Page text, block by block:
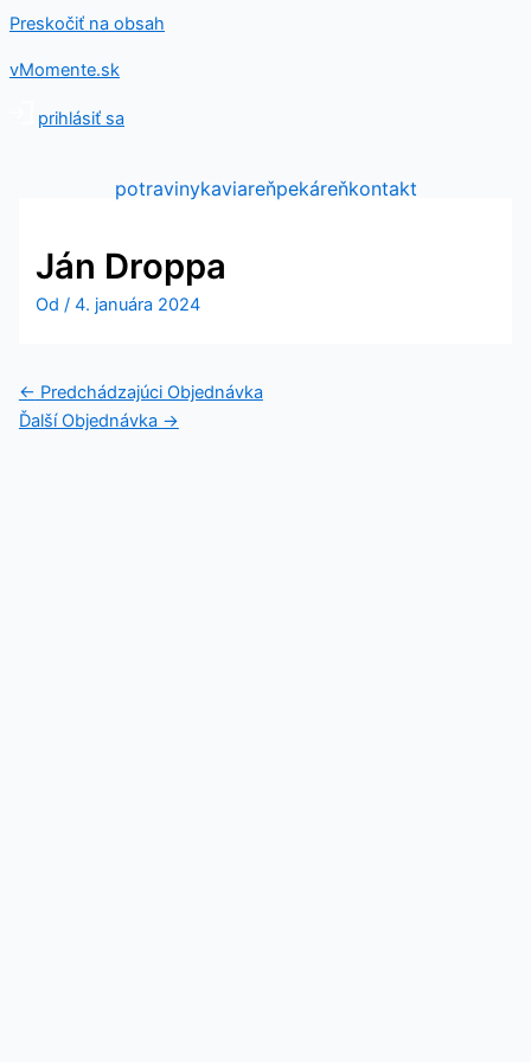
Preskočiť na obsah
vMomente.sk
prihlásiť sa
potravinykaviareňpekáreňkontakt
Ján Droppa
Od /4. januára 2024
← Predchádzajúci Objednávka
Ďalší Objednávka →